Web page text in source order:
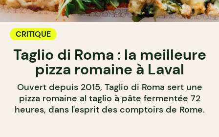
CRITIQUE
Taglio di Roma : la meilleure
pizza romaine à Laval
Ouvert depuis 2015, Taglio di Roma sert une
pizza romaine al taglio à pâte fermentée 72
heures, dans l'esprit des comptoirs de Rome.